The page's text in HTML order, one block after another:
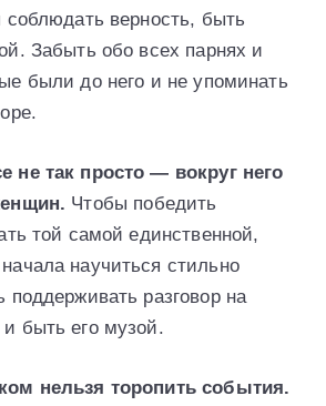
соблюдать верность, быть
Забыть обо всех парнях и
были до него и не упоминать
не так просто — вокруг него
Чтобы победить
той самой единственной,
научиться стильно
поддерживать разговор на
быть его музой.
нельзя торопить события.